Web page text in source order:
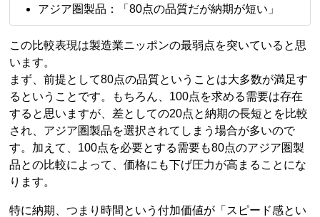
アジア圏製品：「80点の品質だが納期が短い」
この比較表現は製造業ニッポンの最弱点を突いていると思
います。
まず、前提として80点の品質ということは大多数が満足す
るということです。もちろん、100点を求める需要は存在
すると思いますが、差としての20点と納期の長短とを比較
され、アジア圏製品を選択されてしまう場合が多いので
す。加えて、100点を必要とする需要も80点のアジア圏製
品との比較によって、価格にも下げ圧力が高まることにな
ります。
特に納期、つまり時間という付加価値が「スピード感とい